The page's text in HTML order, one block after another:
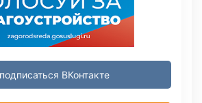
ВКонтакте